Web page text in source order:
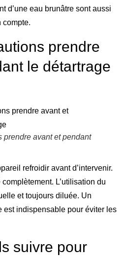
d’une eau brunâtre sont aussi
compte.
prendre
le détartrage
prendre avant et pendant
refroidir avant d’intervenir.
L’utilisation du
et toujours diluée. Un
est indispensable pour éviter les
suivre pour